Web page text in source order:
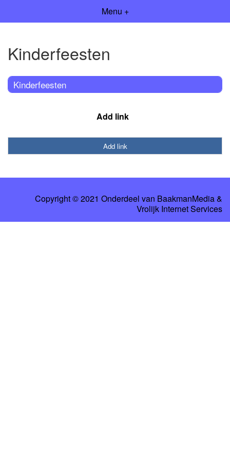
Menu +
Kinderfeesten
Kinderfeesten
Add link
Add link
Copyright © 2021 Onderdeel van BaakmanMedia&
Vrolijk Internet Services